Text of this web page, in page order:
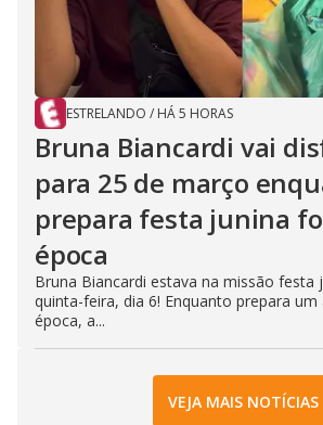
ESTRELANDO / HÁ 5 HORAS
Bruna Biancardi vai
para 25 de março
prepara festa junina
época
Bruna Biancardi estava na missão festa
quinta-feira, dia 6! Enquanto prepara
época, a...
VEJA MAIS NOTÍCIAS